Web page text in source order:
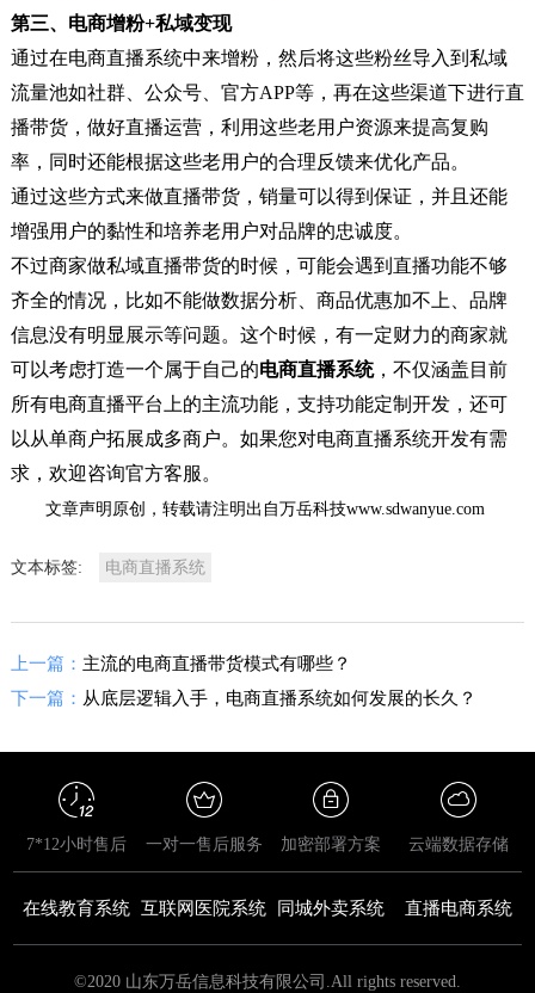
第三、电商增粉+私域变现
通过在电商直播系统中来增粉，然后将这些粉丝导入到私域
流量池如社群、公众号、官方APP等，再在这些渠道下进行直
播带货，做好直播运营，利用这些老用户资源来提高复购
率，同时还能根据这些老用户的合理反馈来优化产品。
通过这些方式来做直播带货，销量可以得到保证，并且还能
增强用户的黏性和培养老用户对品牌的忠诚度。
不过商家做私域直播带货的时候，可能会遇到直播功能不够
齐全的情况，比如不能做数据分析、商品优惠加不上、品牌
信息没有明显展示等问题。这个时候，有一定财力的商家就
可以考虑打造一个属于自己的电商直播系统，不仅涵盖目前
所有电商直播平台上的主流功能，支持功能定制开发，还可
以从单商户拓展成多商户。如果您对电商直播系统开发有需
求，欢迎咨询官方客服。
文章声明原创，转载请注明出自万岳科技www.sdwanyue.com
文本标签: 电商直播系统
上一篇： 主流的电商直播带货模式有哪些？
下一篇： 从底层逻辑入手，电商直播系统如何发展的长久？
7*12小时售后 一对一售后服务 加密部署方案 云端数据存储
在线教育系统 互联网医院系统 同城外卖系统 直播电商系统
©2020 山东万岳信息科技有限公司.All rights reserved.